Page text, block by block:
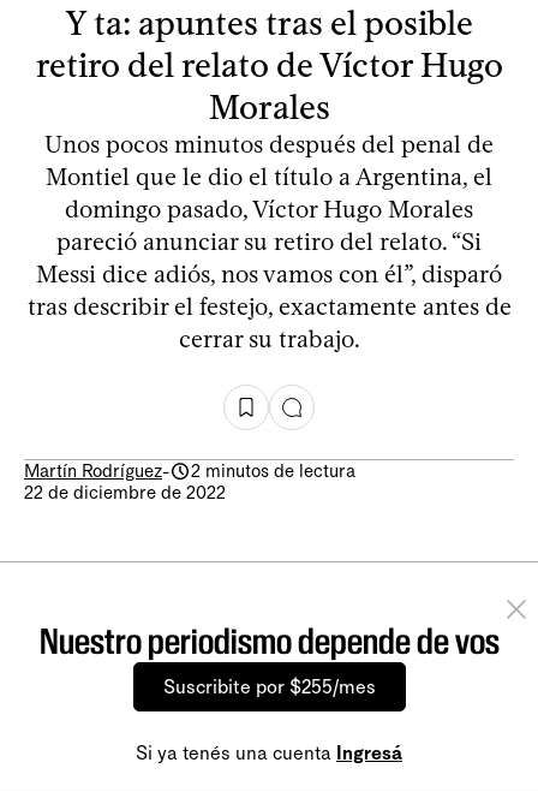
Y ta: apuntes tras el posible
retiro del relato de Víctor Hugo
Morales
Unos pocos minutos después del penal de
Montiel que le dio el título a Argentina, el
domingo pasado, Víctor Hugo Morales
pareció anunciar su retiro del relato. “Si
Messi dice adiós, nos vamos con él”, disparó
tras describir el festejo, exactamente antes de
cerrar su trabajo.
Martín Rodríguez-
2 minutos de lectura
22 de diciembre de 2022
Nuestro periodismo depende de vos
Suscribite por $255/mes
Si ya tenés una cuenta Ingresá